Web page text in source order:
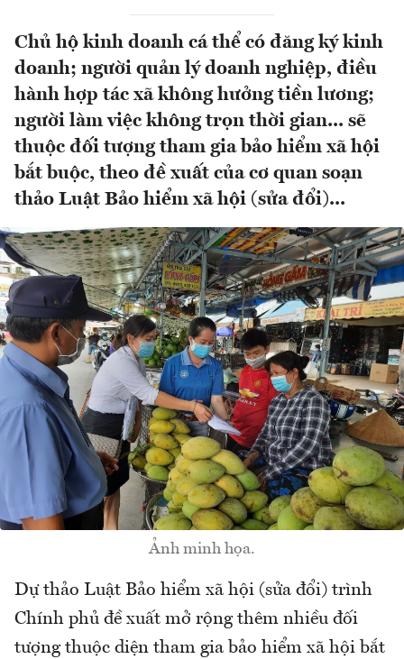
Chủ hộ kinh doanh cá thể có đăng ký kinh
doanh; người quản lý doanh nghiệp, điều
hành hợp tác xã không hưởng tiền lương;
người làm việc không trọn thời gian... sẽ
thuộc đối tượng tham gia bảo hiểm xã hội
bắt buộc, theo đề xuất của cơ quan soạn
thảo Luật Bảo hiểm xã hội (sửa đổi)...
Ảnh minh họa.
Dự thảo Luật Bảo hiểm xã hội (sửa đổi) trình
Chính phủ đề xuất mở rộng thêm nhiều đối
tượng thuộc diện tham gia bảo hiểm xã hội bắt